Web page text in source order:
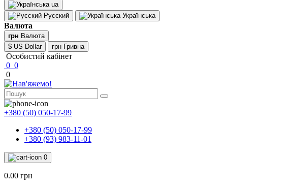
ua
Русский
Українська
Валюта
грн Валюта
$ US Dollar
грн Гривна
Особистий кабінет
0 0
0
+380 (50) 050-17-99
+380 (50) 050-17-99
+380 (93) 983-11-01
0
0.00 грн